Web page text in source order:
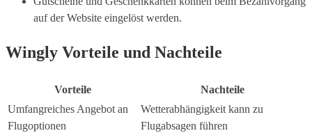
auf der Website eingelöst werden.
Wingly Vorteile und Nachteile
Vorteile
Nachteile
Umfangreiches Angebot an
Flugoptionen
Wetterabhängigkeit kann zu
Flugabsagen führen